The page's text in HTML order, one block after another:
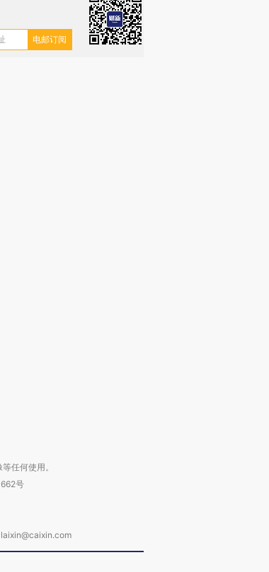
任何使用。
号